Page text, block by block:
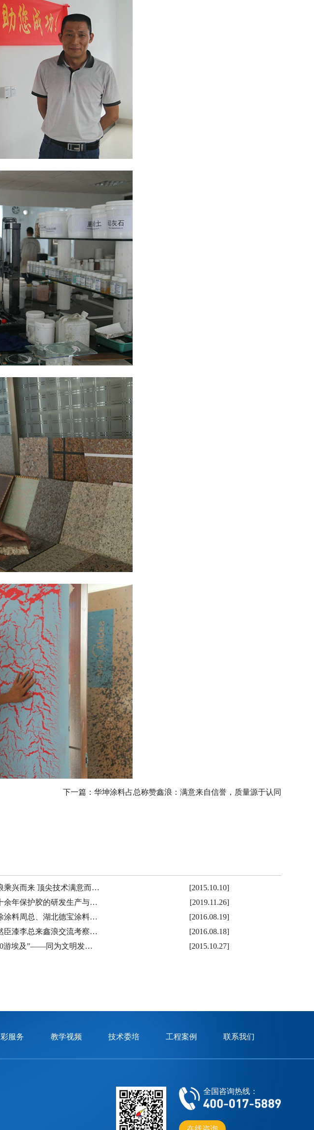
下一篇： 华坤涂料占总称赞鑫浪：满意来自信誉，质量源于认同
[2015.10.10]
乘兴而来 顶尖技术满意而…
[2019.11.26]
余年保护胶的研发生产与…
[2016.08.19]
涂料周总、湖北德宝涂料…
[2016.08.18]
臣漆李总来鑫浪交流考察…
[2015.10.27]
游埃及”——同为文明发…
服务 教学视频 技术委培 工程案例 联系我们
全国咨询热线：